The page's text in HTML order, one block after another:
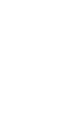
zone a utiliser.
je n'ai plus
surper.
la minuterie mais
Josette du 33520